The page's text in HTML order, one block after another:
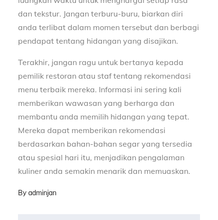
dan tekstur. Jangan terburu-buru, biarkan diri
anda terlibat dalam momen tersebut dan berbagi
pendapat tentang hidangan yang disajikan.
Terakhir, jangan ragu untuk bertanya kepada
pemilik restoran atau staf tentang rekomendasi
menu terbaik mereka. Informasi ini sering kali
memberikan wawasan yang berharga dan
membantu anda memilih hidangan yang tepat.
Mereka dapat memberikan rekomendasi
berdasarkan bahan-bahan segar yang tersedia
atau spesial hari itu, menjadikan pengalaman
kuliner anda semakin menarik dan memuaskan.
Byadminjan